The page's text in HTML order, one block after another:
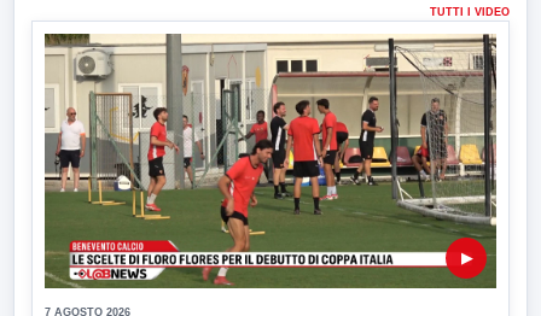
TUTTI I VIDEO
▶
7 AGOSTO 2026